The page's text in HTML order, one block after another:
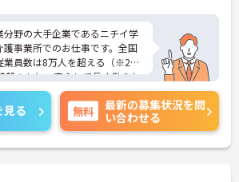
野の大手企業であるニチイ学
事業所でのお仕事です。全国
業員数は8万人を超える（※202
盤のもと、安心して長く働きた
。子育て中のスタッフ、中高
い世代が活躍されており、
ションがあるため、ライフス
のない勤務が叶います。ご興
対策ポイントなど、さらに詳
お気軽にご相談ください！
見る 無料
最新の募集状況を問
い合わせる